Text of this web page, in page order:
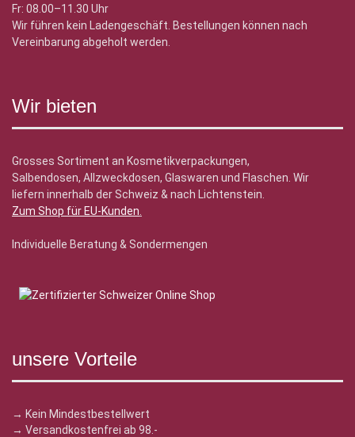
Fr: 08.00–11.30 Uhr
Wir führen kein Ladengeschäft. Bestellungen können nach
Vereinbarung abgeholt werden.
Wir bieten
Grosses Sortiment an Kosmetikverpackungen,
Salbendosen, Allzweckdosen, Glaswaren und Flaschen. Wir
liefern innerhalb der Schweiz & nach Lichtenstein.
Zum Shop für EU-Kunden.
Individuelle Beratung & Sondermengen
unsere Vorteile
→ Kein Mindestbestellwert
→ Versandkostenfrei ab 98.-